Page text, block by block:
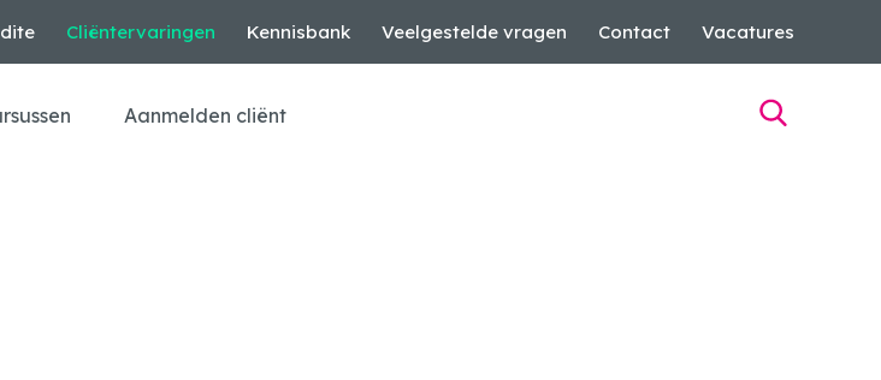
Cliëntervaringen Kennisbank Veelgestelde vragen Contact Vacatures
Aanmelden cliënt